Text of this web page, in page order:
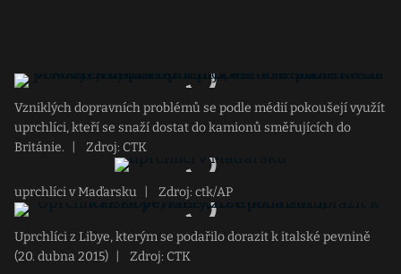
Vzniklých dopravních problémů se podle médií pokoušejí využít
uprchlíci, kteří se snaží dostat do kamionů směřujících do
Británie.
Zdroj: CTK
uprchlíci v Maďarsku Zdroj: ctk/AP
Uprchlíci z Libye, kterým se podařilo dorazit k italské pevnině
(20. dubna 2015)
Zdroj: CTK